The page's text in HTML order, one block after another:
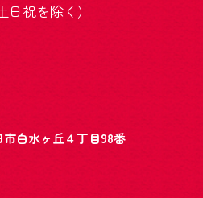
日祝を除く）
白水ヶ丘４丁目98番